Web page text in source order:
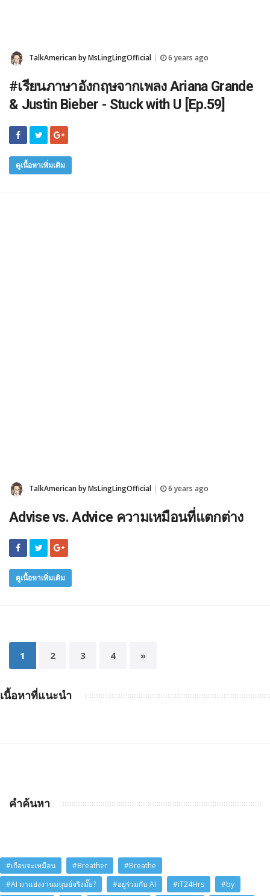
TalkAmerican by MsLingLingOfficial 6 years ago
#เรียนภาษาอังกฤษจากเพลง Ariana Grande
& Justin Bieber - Stuck with U [Ep.59]
ดูเนื้อหาเพิ่มเติม
TalkAmerican by MsLingLingOfficial 6 years ago
Advise vs. Advice ความเหมือนที่แตกต่าง
ดูเนื้อหาเพิ่มเติม
1 2 3 4 »
เนื้อหาที่แนะนำ
คำค้นหา
#เกือบจะเหมือน #Breather
#Breathe
#AI มาแย่งงานมนุษย์จริงมั๊ย?
#อยู่ร่วมกับ AI #iT24Hrs
#by